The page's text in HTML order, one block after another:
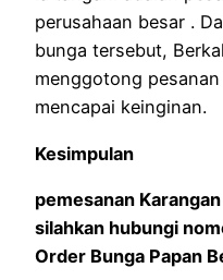
perusahaan besar .
bunga tersebut,
menggotong
mencapai keinginan.
pemesanan
silahkan hubungi
Order Bunga Papan